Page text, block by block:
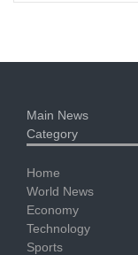
Main News
Category
Home
World News
Economy
Technology
Sports